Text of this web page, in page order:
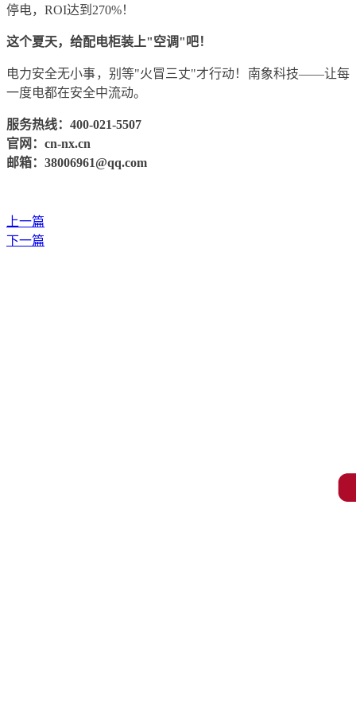
停电，ROI达到270%！
这个夏天，给配电柜装上"空调"吧！
电力安全无小事，别等"火冒三丈"才行动！南象科技——让每
一度电都在安全中流动。
服务热线： 400-021-5507
官网： cn-nx.cn
邮箱： 38006961@qq.com
上一篇
下一篇